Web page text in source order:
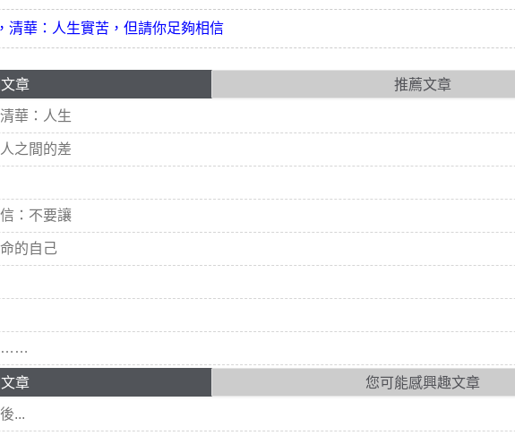
清華：人生實苦，但請你足夠相信
章 推薦文章
華：人生
之間的差
：不要讓
的自己
……
章 您可能感興趣文章
...